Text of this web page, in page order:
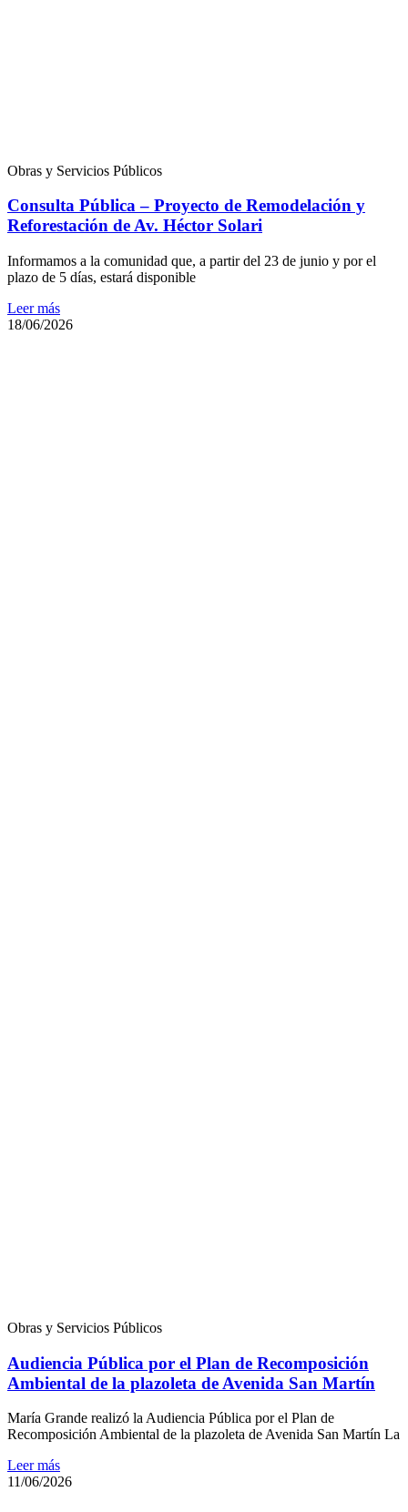
Obras y Servicios Públicos
Consulta Pública – Proyecto de Remodelación y
Reforestación de Av. Héctor Solari
Informamos a la comunidad que, a partir del 23 de junio y por el
plazo de 5 días, estará disponible
Leer más
18/06/2026
Obras y Servicios Públicos
Audiencia Pública por el Plan de Recomposición
Ambiental de la plazoleta de Avenida San Martín
María Grande realizó la Audiencia Pública por el Plan de
Recomposición Ambiental de la plazoleta de Avenida San Martín La
Leer más
11/06/2026